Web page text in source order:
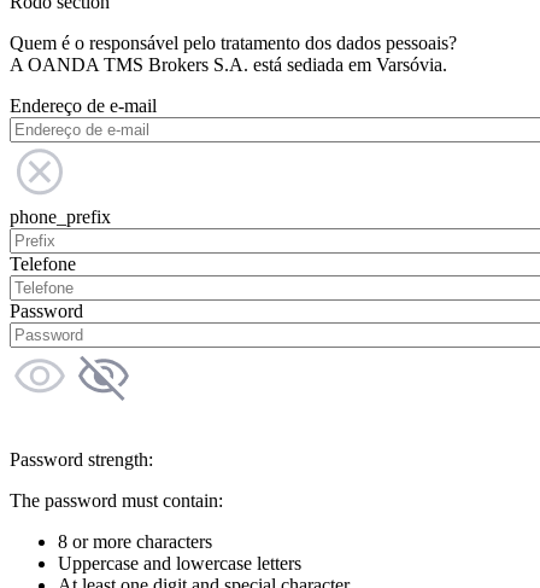
Quem é o responsável pelo tratamento dos dados pessoais?
A OANDA TMS Brokers S.A. está sediada em Varsóvia.
Endereço de e-mail
phone_prefix
Telefone
Password
Password strength:
The password must contain:
8 or more characters
Uppercase and lowercase letters